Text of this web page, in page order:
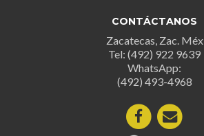
CONTÁCTANOS
Zacatecas, Zac. Méx
Tel: (492) 922 9639
WhatsApp:
(492) 493-4968